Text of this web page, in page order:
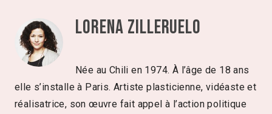
Lorena Zilleruelo
Née au Chili en 1974. À l’âge de 18 ans
elle s’installe à Paris. Artiste plasticienne, vidéaste et
réalisatrice, son œuvre fait appel à l’action politique